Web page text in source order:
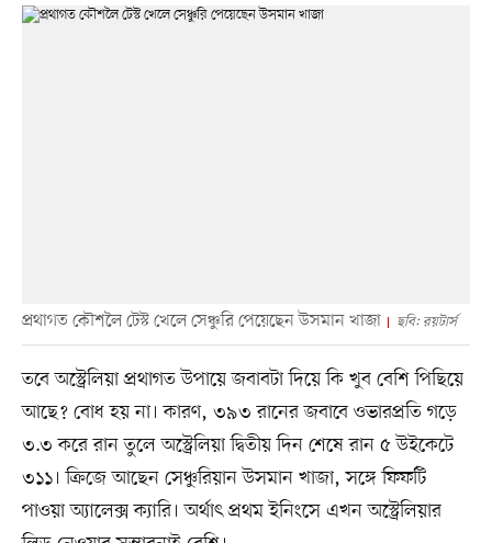
প্রথাগত কৌশলৈ টেস্ট খেলে সেঞ্চুরি পেয়েছেন উসমান খাজা ছবি: রয়টার্স
তবে অস্ট্রেলিয়া প্রথাগত উপায়ে জবাবটা দিয়ে কি খুব বেশি পিছিয়ে
আছে? বোধ হয় না। কারণ, ৩৯৩ রানের জবাবে ওভারপ্রতি গড়ে
৩.৩ করে রান তুলে অস্ট্রেলিয়া দ্বিতীয় দিন শেষে রান ৫ উইকেটে
৩১১। ক্রিজে আছেন সেঞ্চুরিয়ান উসমান খাজা, সঙ্গে ফিফটি
পাওয়া অ্যালেক্স ক্যারি। অর্থাৎ প্রথম ইনিংসে এখন অস্ট্রেলিয়ার